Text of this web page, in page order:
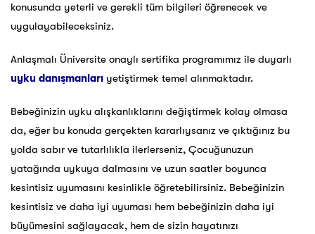
konusunda yeterli ve gerekli tüm bilgileri öğrenecek ve
uygulayabileceksiniz.
Anlaşmalı Üniversite onaylı sertifika programımız ile duyarlı
uyku danışmanları yetiştirmek temel alınmaktadır.
Bebeğinizin uyku alışkanlıklarını değiştirmek kolay olmasa
da, eğer bu konuda gerçekten kararlıysanız ve çıktığınız bu
yolda sabır ve tutarlılıkla ilerlerseniz, Çocuğunuzun
yatağında uykuya dalmasını ve uzun saatler boyunca
kesintisiz uyumasını kesinlikle öğretebilirsiniz. Bebeğinizin
kesintisiz ve daha iyi uyuması hem bebeğinizin daha iyi
büyümesini sağlayacak, hem de sizin hayatınızı